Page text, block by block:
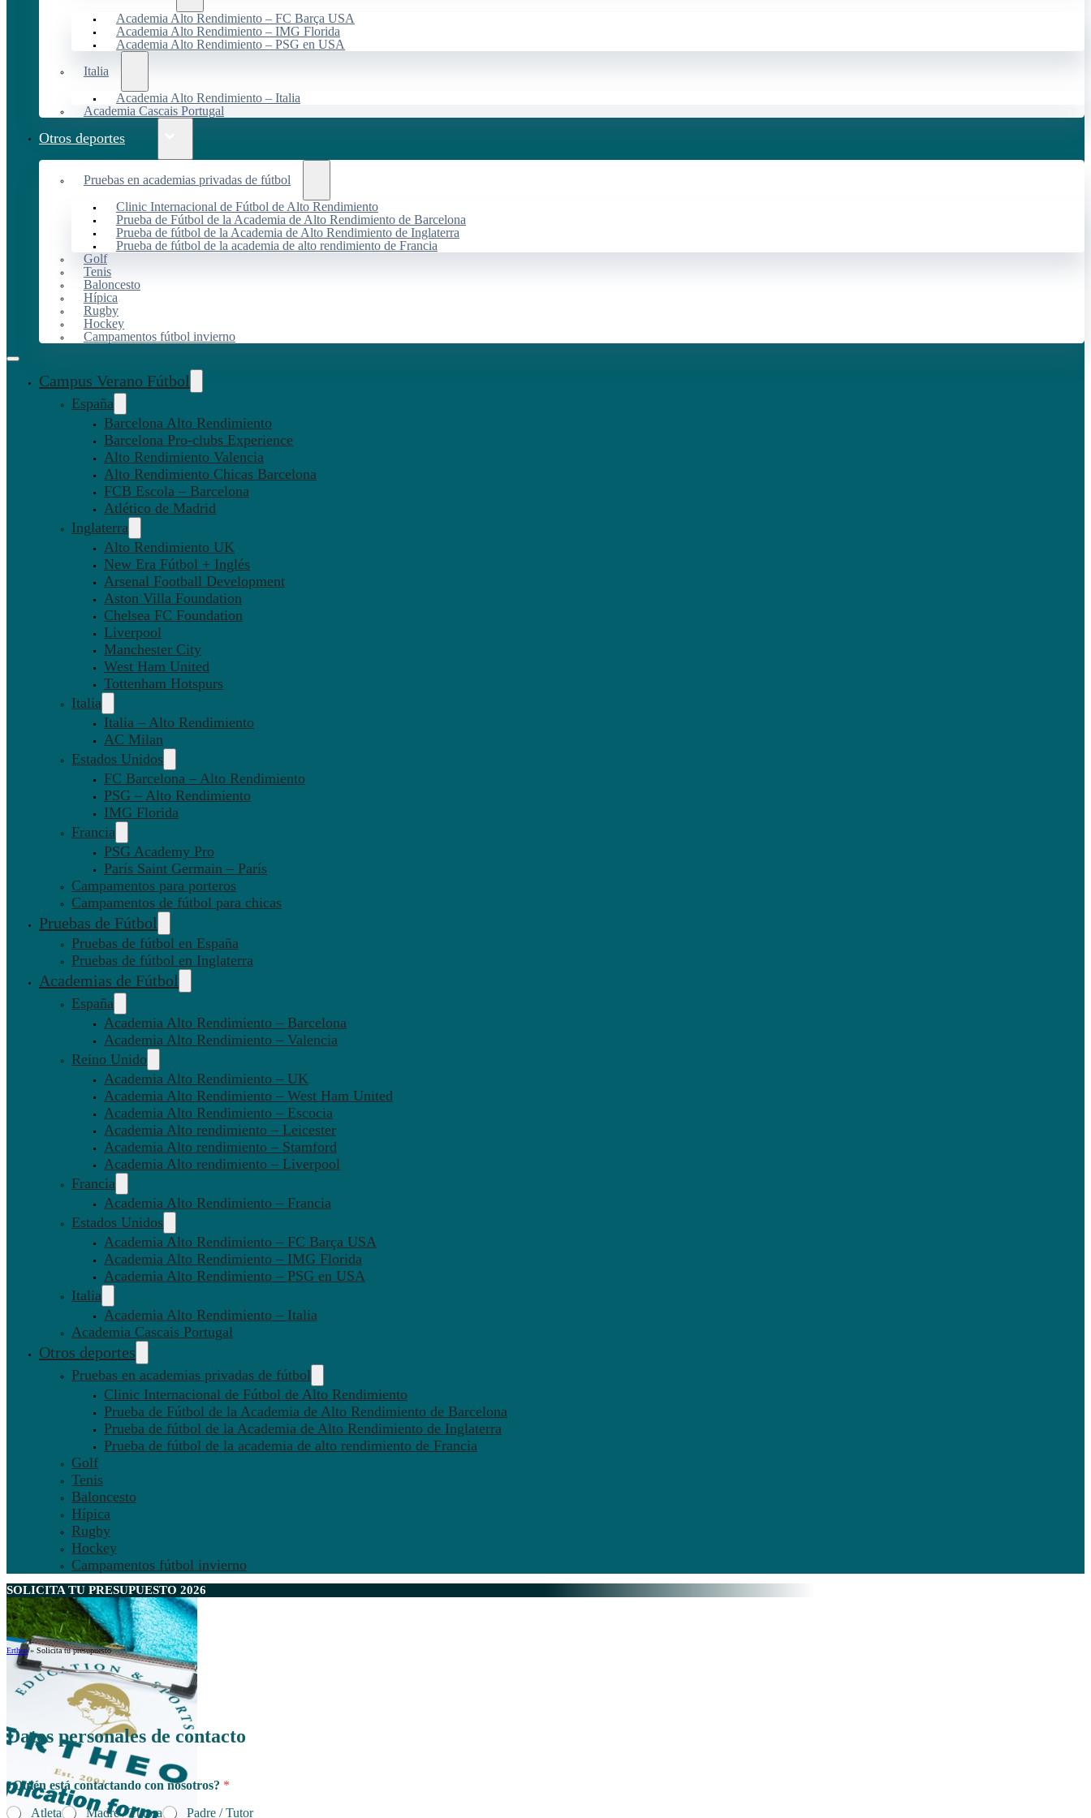
Academia Alto Rendimiento – FC Barça USA
Academia Alto Rendimiento – IMG Florida
Academia Alto Rendimiento – PSG en USA
Italia
Academia Alto Rendimiento – Italia
Academia Cascais Portugal
Otros deportes
Pruebas en academias privadas de fútbol
Clinic Internacional de Fútbol de Alto Rendimiento
Prueba de Fútbol de la Academia de Alto Rendimiento de Barcelona
Prueba de fútbol de la Academia de Alto Rendimiento de Inglaterra
Prueba de fútbol de la academia de alto rendimiento de Francia
Golf
Tenis
Baloncesto
Hípica
Rugby
Hockey
Campamentos fútbol invierno
Campus Verano Fútbol
España
Barcelona Alto Rendimiento
Barcelona Pro-clubs Experience
Alto Rendimiento Valencia
Alto Rendimiento Chicas Barcelona
FCB Escola – Barcelona
Atlético de Madrid
Inglaterra
Alto Rendimiento UK
New Era Fútbol + Inglés
Arsenal Football Development
Aston Villa Foundation
Chelsea FC Foundation
Liverpool
Manchester City
West Ham United
Tottenham Hotspurs
Italia
Italia – Alto Rendimiento
AC Milan
Estados Unidos
FC Barcelona – Alto Rendimiento
PSG – Alto Rendimiento
IMG Florida
Francia
PSG Academy Pro
París Saint Germain – París
Campamentos para porteros
Campamentos de fútbol para chicas
Pruebas de Fútbol
Pruebas de fútbol en España
Pruebas de fútbol en Inglaterra
Academias de Fútbol
España
Academia Alto Rendimiento – Barcelona
Academia Alto Rendimiento – Valencia
Reino Unido
Academia Alto Rendimiento – UK
Academia Alto Rendimiento – West Ham United
Academia Alto Rendimiento – Escocia
Academia Alto rendimiento – Leicester
Academia Alto rendimiento – Stamford
Academia Alto rendimiento – Liverpool
Francia
Academia Alto Rendimiento – Francia
Estados Unidos
Academia Alto Rendimiento – FC Barça USA
Academia Alto Rendimiento – IMG Florida
Academia Alto Rendimiento – PSG en USA
Italia
Academia Alto Rendimiento – Italia
Academia Cascais Portugal
Otros deportes
Pruebas en academias privadas de fútbol
Clinic Internacional de Fútbol de Alto Rendimiento
Prueba de Fútbol de la Academia de Alto Rendimiento de Barcelona
Prueba de fútbol de la Academia de Alto Rendimiento de Inglaterra
Prueba de fútbol de la academia de alto rendimiento de Francia
Golf
Tenis
Baloncesto
Hípica
Rugby
Hockey
Campamentos fútbol invierno
SOLICITA TU PRESUPUESTO 2026
Ertheo» Solicita tu presupuesto
Datos personales de contacto
¿Quién está contactando con nosotros? *
Atleta
Madre / Tutora Padre / Tutor